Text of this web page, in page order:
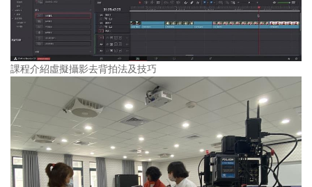
課程介紹虛擬攝影去背拍法及技巧